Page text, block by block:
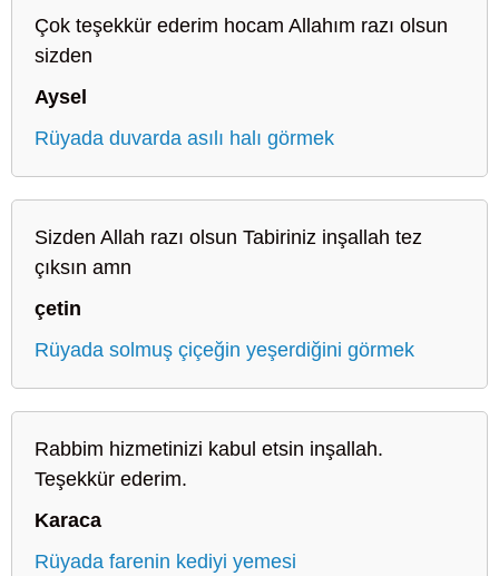
Çok teşekkür ederim hocam Allahım razı olsun
sizden
Aysel
Rüyada duvarda asılı halı görmek
Sizden Allah razı olsun Tabiriniz inşallah tez
çıksın amn
çetin
Rüyada solmuş çiçeğin yeşerdiğini görmek
Rabbim hizmetinizi kabul etsin inşallah.
Teşekkür ederim.
Karaca
Rüyada farenin kediyi yemesi